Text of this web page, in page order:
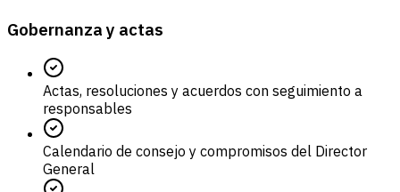
Gobernanza y actas
Actas, resoluciones y acuerdos con seguimiento a
responsables
Calendario de consejo y compromisos del Director
General